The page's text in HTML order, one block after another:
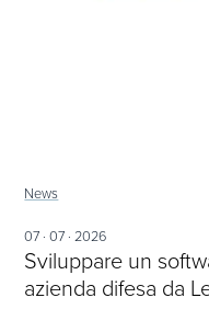
News
07 · 07 · 2026
Sviluppare un
azienda difesa da